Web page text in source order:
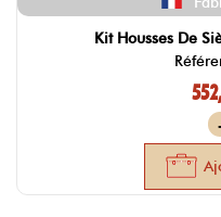
Kit Housses De